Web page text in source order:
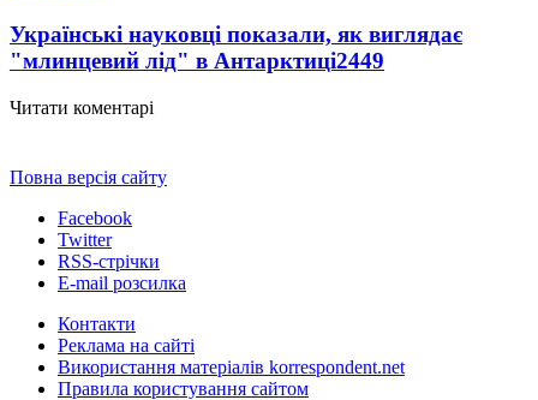
Українські науковці показали, як виглядає
"млинцевий лід" в Антарктиці2449
Читати коментарі
Повна версія сайту
Facebook
Twitter
RSS-стрічки
E-mail розсилка
Контакти
Реклама на сайті
Використання матеріалів korrespondent.net
Правила користування сайтом